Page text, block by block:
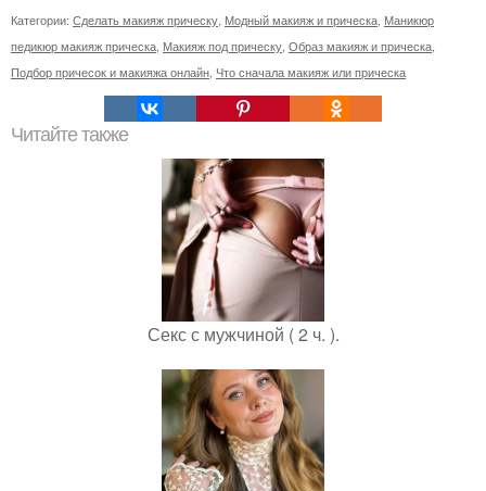
Категории: Сделать макияж прическу Модный макияж и прическа Маникюр
педикюр макияж прическа Макияж под прическу Образ макияж и прическа
Подбор причесок и макияжа онлайн Что сначала макияж или прическа
Читайте также
Секс с мужчиной ( 2 ч. ).